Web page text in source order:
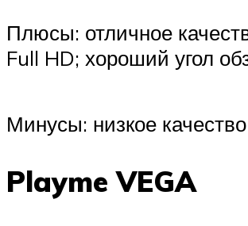
Плюсы: отличное
Full HD; хороший угол
Минусы: низкое
Playme VEGA